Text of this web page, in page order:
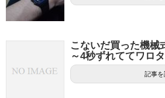
こないだ買った機械
～4秒ずれててワロタ
記事を